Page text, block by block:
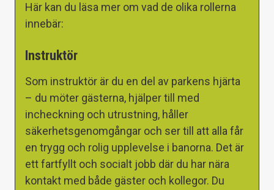
Här kan du läsa mer om vad de olika rollerna
innebär:
Instruktör
Som instruktör är du en del av parkens hjärta
– du möter gästerna, hjälper till med
incheckning och utrustning, håller
säkerhetsgenomgångar och ser till att alla får
en trygg och rolig upplevelse i banorna. Det är
ett fartfyllt och socialt jobb där du har nära
kontakt med både gäster och kollegor. Du